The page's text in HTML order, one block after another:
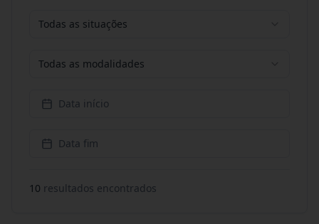
Todas as situações
Todas as modalidades
Data início
Data fim
10 resultados encontrados